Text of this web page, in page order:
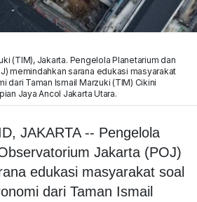
(TIM), Jakarta. Pengelola Planetarium dan
memindahkan sarana edukasi masyarakat
dari Taman Ismail Marzuki (TIM) Cikini
Jaya Ancol Jakarta Utara.
JAKARTA -- Pengelola
Jakarta (POJ)
edukasi masyarakat soal
dari Taman Ismail